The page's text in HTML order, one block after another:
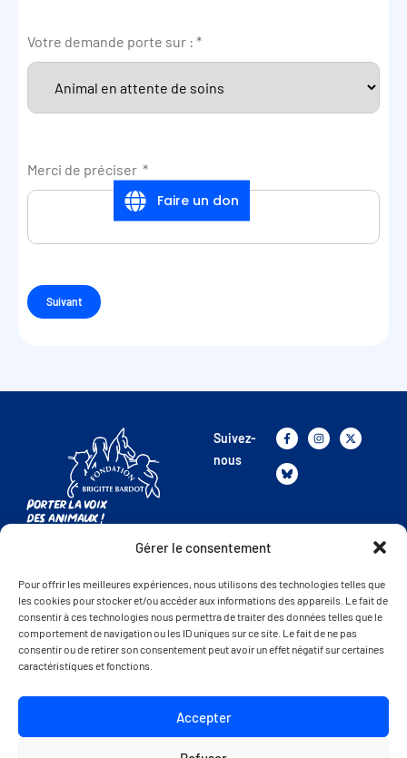
Gérer le consentement
Pour offrir les meilleures expériences, nous utilisons des technologies telles que
les cookies pour stocker et/ou accéder aux informations des appareils. Le fait de
consentir à ces technologies nous permettra de traiter des données telles que le
comportement de navigation ou les ID uniques sur ce site. Le fait de ne pas
consentir ou de retirer son consentement peut avoir un effet négatif sur certaines
caractéristiques et fonctions.
Accepter
Votre demande porte sur : *
Merci de préciser *
Suivant
Porter la voix
des animaux !
Présentation de la FBB
Nos combats
Nos refuges
Nous rejoindre
Suivez-
nous
Faire un don